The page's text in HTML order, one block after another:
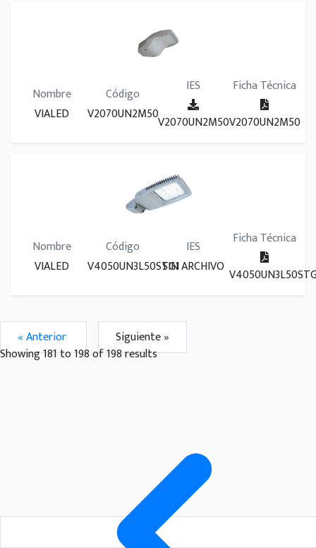
Nombre
VIALED
Código
V2070UN2M50
IES
V2070UN2M50
Ficha Técnica
V2070UN2M50
Nombre
VIALED
Código
V4050UN3L50STG1
IES
SIN ARCHIVO
Ficha Técnica
« Anterior
Siguiente »
Showing181to198of198results